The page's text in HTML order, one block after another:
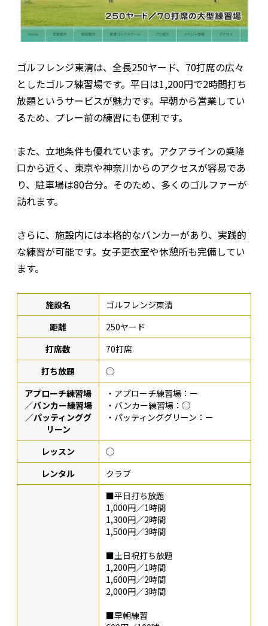
ゴルフレンジ東清は、全長250ヤード、70打席の広々
としたゴルフ練習場です。平日は1,200円で2時間打ち
放題というサービスが魅力です。早朝から営業してい
るため、プレー前の練習にも便利です。
また、立地条件も優れています。アクアラインの乗降
口から近く、東京や神奈川からのアクセスが容易であ
り、駐車場は80台分。そのため、多くのゴルファーが
訪れます。
さらに、施設内には本格的なバンカーがあり、実践的
な練習が可能です。女子更衣室や休憩所も完備してい
ます。
施設名
ゴルフレンジ東清
距離
250ヤード
打席数
70打席
打ち放題
◯
アプローチ練習場
／バンカー練習場
／パッティンググ
リーン
・アプローチ練習場：ー
・バンカー練習場：◯
・パッティンググリーン：ー
レッスン
◯
レンタル
クラブ
■平日打ち放題
1,000円／1時間
1,300円／2時間
1,500円／3時間
■土日祝打ち放題
1,200円／1時間
1,600円／2時間
2,000円／3時間
■早朝練習